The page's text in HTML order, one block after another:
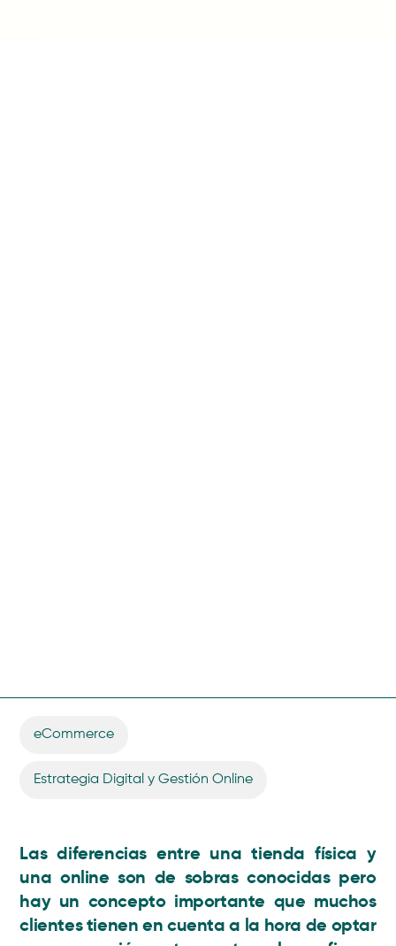
eCommerce
Estrategia Digital y Gestión Online
Las diferencias entre una tienda física y
una online son de sobras conocidas pero
hay un concepto importante que muchos
clientes tienen en cuenta a la hora de optar